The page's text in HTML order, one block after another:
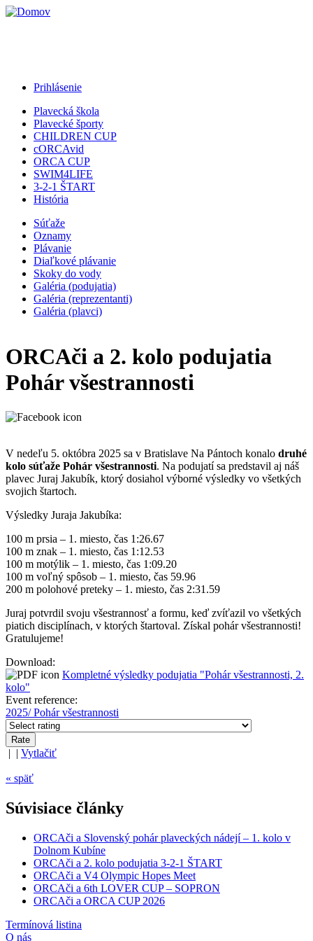
Jump to Navigation
Prihlásenie
Plavecká škola
Plavecké športy
CHILDREN CUP
cORCAvid
ORCA CUP
SWIM4LIFE
3-2-1 ŠTART
História
Súťaže
Oznamy
Plávanie
Diaľkové plávanie
Skoky do vody
Galéria (podujatia)
Galéria (reprezentanti)
Galéria (plavci)
ORCAči a 2. kolo podujatia
Pohár všestrannosti
V nedeľu 5. októbra 2025 sa v Bratislave Na Pántoch konalo druhé
kolo súťaže Pohár všestrannosti. Na podujatí sa predstavil aj náš
plavec Juraj Jakubík, ktorý dosiahol výborné výsledky vo všetkých
svojich štartoch.
Výsledky Juraja Jakubíka:
100 m prsia – 1. miesto, čas 1:26.67
100 m znak – 1. miesto, čas 1:12.53
100 m motýlik – 1. miesto, čas 1:09.20
100 m voľný spôsob – 1. miesto, čas 59.96
200 m polohové preteky – 1. miesto, čas 2:31.59
Juraj potvrdil svoju všestrannosť a formu, keď zvíťazil vo všetkých
piatich disciplínach, v ktorých štartoval. Získal pohár všestrannosti!
Gratulujeme!
Download:
Kompletné výsledky podujatia "Pohár všestrannosti, 2.
kolo"
Event reference:
2025/ Pohár všestrannosti
| | Vytlačiť
« späť
Súvisiace články
ORCAči a Slovenský pohár plaveckých nádejí – 1. kolo v
Dolnom Kubíne
ORCAči a 2. kolo podujatia 3-2-1 ŠTART
ORCAči a V4 Olympic Hopes Meet
ORCAči a 6th LOVER CUP – SOPRON
ORCAči a ORCA CUP 2026
Termínová listina
O nás